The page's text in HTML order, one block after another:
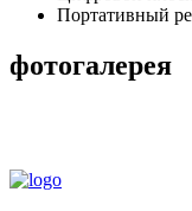
Портативный
фотогалерея